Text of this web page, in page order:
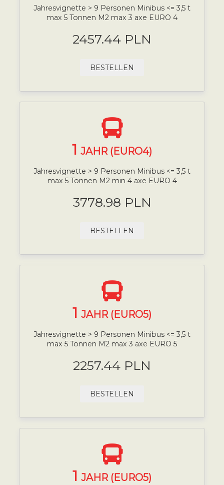
Jahresvignette > 9 Personen Minibus <= 3,5 t
max 5 Tonnen M2 max 3 axe EURO 4
2457.44 PLN
BESTELLEN
1 JAHR (EURO4)
Jahresvignette > 9 Personen Minibus <= 3,5 t
max 5 Tonnen M2 min 4 axe EURO 4
3778.98 PLN
BESTELLEN
1 JAHR (EURO5)
Jahresvignette > 9 Personen Minibus <= 3,5 t
max 5 Tonnen M2 max 3 axe EURO 5
2257.44 PLN
BESTELLEN
1 JAHR (EURO5)